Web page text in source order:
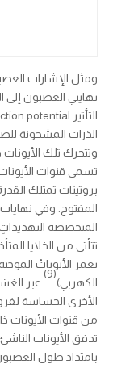
ومثل الإشارات
نهايتي العصبون
الذرات المشحونة
وتتحرك تلك
بروتينات تمتلك
المفتوح. وفي
المتخصصة التهديداتِ
تتأتى من الخلايا
تغمر الأيوناتُ
الكهربي)
(9)
عبر
الأخرى الحساسة
من قنوات الأيونات
تدفق الأيونات
بامتداد طول